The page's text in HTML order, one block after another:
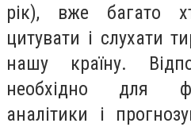
рік), вже багато
цитувати і слухати
нашу країну.
необхідно для
аналітики і